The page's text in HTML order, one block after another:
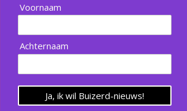
Voornaam
Achternaam
Ja, ik wil Buizerd-nieuws!